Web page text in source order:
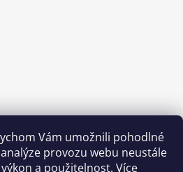
Vám umožnili pohodlné
provozu webu neustále
a použitelnost. Více